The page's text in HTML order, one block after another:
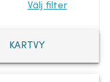
Välj filter
KARTVY